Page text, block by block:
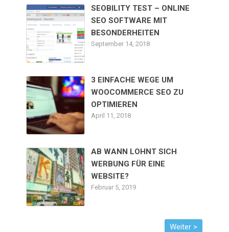
SEOBILITY TEST – ONLINE
SEO SOFTWARE MIT
BESONDERHEITEN
September 14, 2018
3 EINFACHE WEGE UM
WOOCOMMERCE SEO ZU
OPTIMIEREN
April 11, 2018
AB WANN LOHNT SICH
WERBUNG FÜR EINE
WEBSITE?
Februar 5, 2019